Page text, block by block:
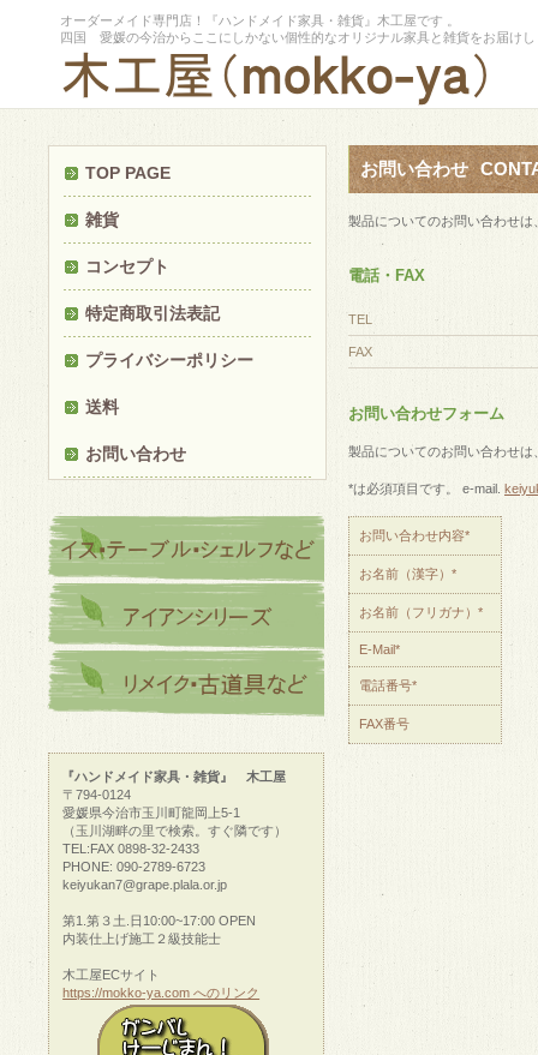
オーダーメイド専門店！『ハンドメイド家具・雑貨』木工屋です 。
四国 愛媛の今治からここにしかない個性的なオリジナル家具と雑貨をお届けし
お問い合わせ
製品についてのお問い合わせ
電話・FAX
TEL
FAX
お問い合わせフォーム
製品についてのお問い合わせ
*は必須項目です。 e-mail.
お問い合わせ内容*
お名前（漢字）*
お名前（フリガナ）*
E-Mail*
電話番号*
FAX番号
TOP PAGE
雑貨
コンセプト
特定商取引法表記
プライバシーポリシー
送料
お問い合わせ
『ハンドメイド家具・雑貨』 木工屋
〒794-0124
愛媛県今治市玉川町龍岡上5-1
（玉川湖畔の里で検索。すぐ隣です）
TEL:FAX 0898-32-2433
PHONE: 090-2789-6723
keiyukan7@grape.plala.or.jp
第1.第３土.日10:00~17:00 OPEN
内装仕上げ施工２級技能士
木工屋ECサイト
https://mokko-ya.com へのリンク